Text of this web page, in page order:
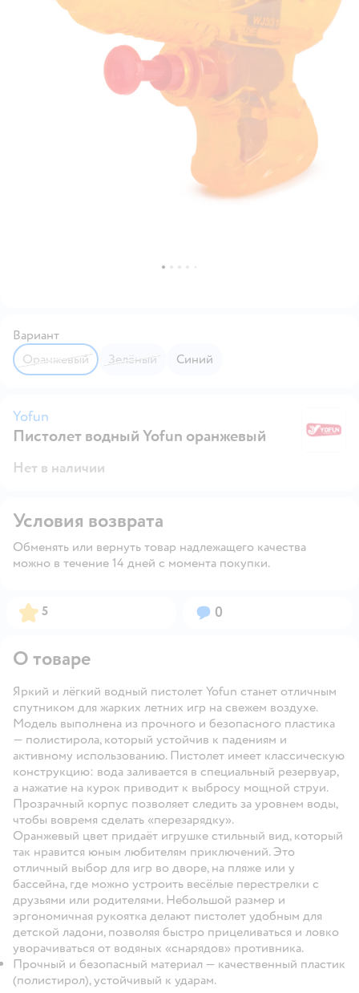
Вариант
Оранжевый
Зелёный Синий
Yofun
Пистолет водный Yofun оранжевый
Нет в наличии
Условия возврата
Обменять или вернуть товар надлежащего качества
можно в течение 14 дней с момента покупки.
Рейтинг:
5 Вопросов:
0
О товаре
Яркий и лёгкий водный пистолет Yofun станет отличным
спутником для жарких летних игр на свежем воздухе.
Модель выполнена из прочного и безопасного пластика
— полистирола, который устойчив к падениям и
активному использованию. Пистолет имеет классическую
конструкцию: вода заливается в специальный резервуар,
а нажатие на курок приводит к выбросу мощной струи.
Прозрачный корпус позволяет следить за уровнем воды,
чтобы вовремя сделать «перезарядку».
Оранжевый цвет придаёт игрушке стильный вид, который
так нравится юным любителям приключений. Это
отличный выбор для игр во дворе, на пляже или у
бассейна, где можно устроить весёлые перестрелки с
друзьями или родителями. Небольшой размер и
эргономичная рукоятка делают пистолет удобным для
детской ладони, позволяя быстро прицеливаться и ловко
уворачиваться от водяных «снарядов» противника.
Прочный и безопасный материал — качественный пластик
(полистирол), устойчивый к ударам.